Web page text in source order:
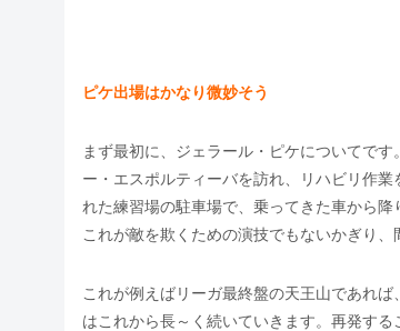
ピケ出場はかなり微妙そう
まず最初に、ジェラール・ピケについてで
ー・エスポルティーバを訪れ、リハビリ作
れた練習場の駐車場で、乗ってきた車から
これが敵を欺くための演技でもないかぎり、
これが例えばリーガ最終盤の天王山であれ
はこれから長～く続いていきます。再発す